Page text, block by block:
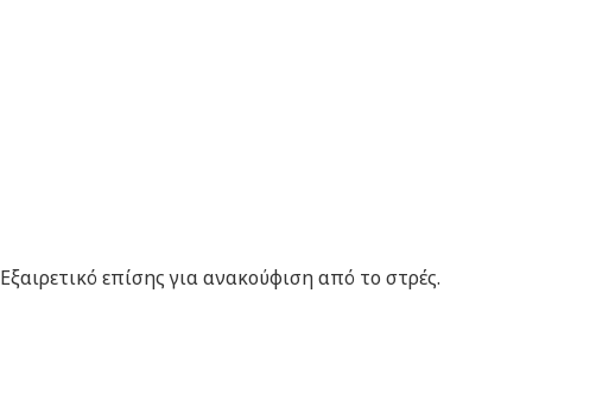
Εξαιρετικό επίσης για ανακούφιση από το στρές.